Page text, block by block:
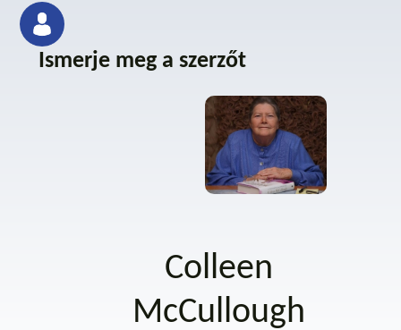
Ismerje meg a szerzőt
Colleen
McCullough